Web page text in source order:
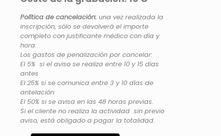
Política de cancelación: una vez realizada la
inscripción, sólo se devolverá el importe
completo con justificante médico con día y
hora.
Los gastos de penalización por cancelar:
El 5% si el aviso se realiza entre 10 y 15 días
antes
El 25% si se comunica entre 3 y 10 días de
antelación
El 50% si se avisa en las 48 horas previas.
Si el cliente no realiza la actividad sin previo
aviso, está obligado a pagar la totalidad.